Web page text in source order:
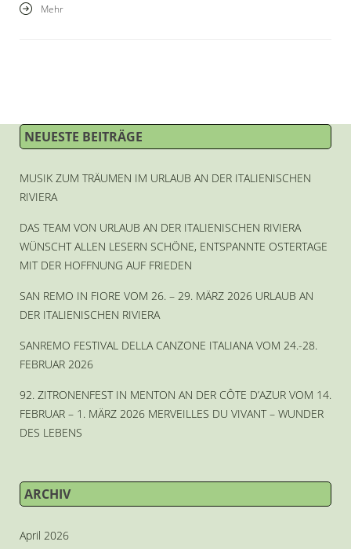
Mehr
NEUESTE BEITRÄGE
MUSIK ZUM TRÄUMEN IM URLAUB AN DER ITALIENISCHEN
RIVIERA
DAS TEAM VON URLAUB AN DER ITALIENISCHEN RIVIERA
WÜNSCHT ALLEN LESERN SCHÖNE, ENTSPANNTE OSTERTAGE
MIT DER HOFFNUNG AUF FRIEDEN
SAN REMO IN FIORE VOM 26. – 29. MÄRZ 2026 URLAUB AN
DER ITALIENISCHEN RIVIERA
SANREMO FESTIVAL DELLA CANZONE ITALIANA VOM 24.-28.
FEBRUAR 2026
92. ZITRONENFEST IN MENTON AN DER CÔTE D’AZUR VOM 14.
FEBRUAR – 1. MÄRZ 2026 MERVEILLES DU VIVANT – WUNDER
DES LEBENS
ARCHIV
April 2026